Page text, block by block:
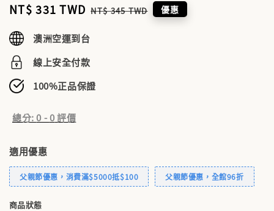
Sale
NT$ 331 TWD Regular
NT$ 345 TWD 優惠
澳洲空運到台
線上安全付款
100%正品保證
總分:0 -0評價
適用優惠
父親節優惠，消費滿$5000抵$100 父親節優惠，全館96折
商品狀態